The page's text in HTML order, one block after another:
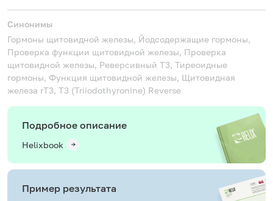
Синонимы
Гормоны щитовидной железы, Йодсодержащие гормоны,
Проверка функции щитовидной железы, Проверка
щитовидной железы, Реверсивный Т3, Тиреоидные
гормоны, Функция щитовидной железы, Щитовидная
железа rT3, T3 (Triiodothyronine) Reverse
Подробное описание
Helixbook
Пример результата